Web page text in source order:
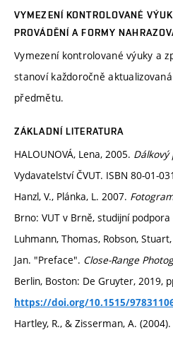
VYMEZENÍ KONTROLOVANÉ
PROVÁDĚNÍ A FORMY
Vymezení kontrolované výuky a
stanoví každoročně
předmětu.
ZÁKLADNÍ LITERATURA
HALOUNOVÁ, Lena, 2005. Dálkový
Vydavatelství ČVUT. ISBN 80-01-
Hanzl, V., Plánka, L. 2007.
Brno: VUT v Brně, studijní podpora
Luhmann, Thomas, Robson,
Jan. "Preface". Close-Range
Berlin, Boston: De Gruyter, 2019,
https://doi.org/10.1515/
Hartley, R., & Zisserman, A. (2004).